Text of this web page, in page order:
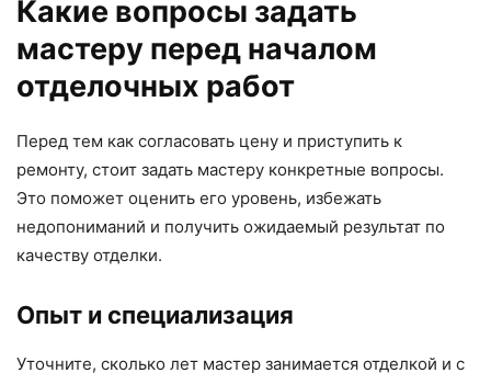
Какие вопросы задать
мастеру перед началом
отделочных работ
Перед тем как согласовать цену и приступить к
ремонту, стоит задать мастеру конкретные вопросы.
Это поможет оценить его уровень, избежать
недопониманий и получить ожидаемый результат по
качеству отделки.
Опыт и специализация
Уточните, сколько лет мастер занимается отделкой и с